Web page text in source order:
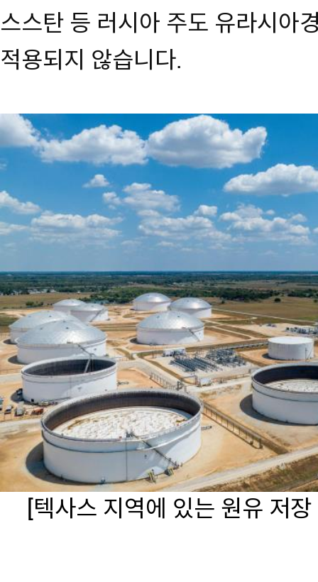
스스탄 등 러시아 주도 유라시아
적용되지 않습니다.
[텍사스 지역에 있는 원유 저